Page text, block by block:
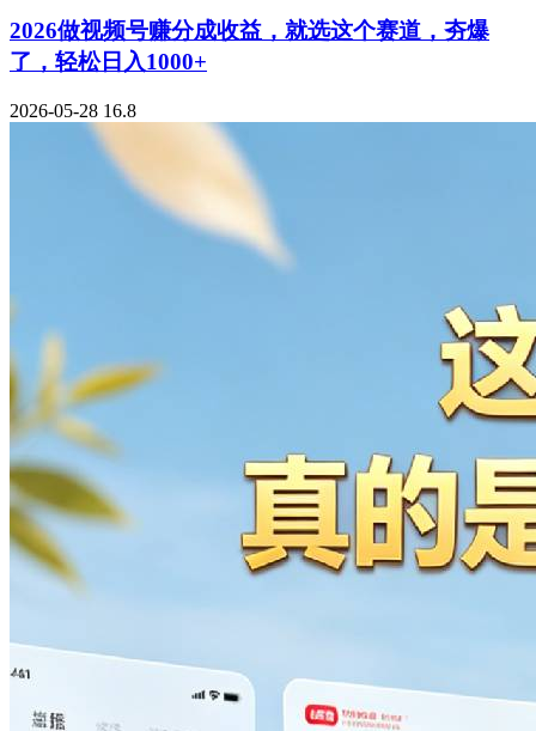
2026做视频号赚分成收益，就选这个赛道，夯爆
了，轻松日入1000+
2026-05-28 16.8